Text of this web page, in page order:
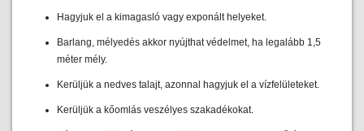
Hagyjuk el a kimagasló vagy exponált helyeket.
Barlang, mélyedés akkor nyújthat védelmet, ha legalább 1,5
méter mély.
Kerüljük a nedves talajt, azonnal hagyjuk el a vízfelületeket.
Kerüljük a kőomlás veszélyes szakadékokat.